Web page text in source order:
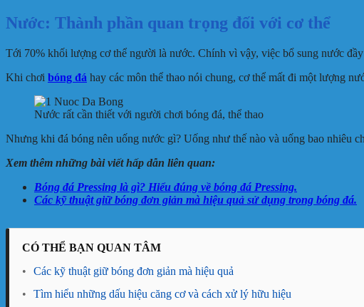
Nước: Thành phần quan trọng đối với cơ thể
Tới 70% khối lượng cơ thể người là nước. Chính vì vậy, việc bổ sung nước
Khi chơi bóng đá hay các môn thể thao nói chung, cơ thể mất đi một lượng
Nước rất cần thiết với người chơi bóng đá, thể thao
Nhưng khi đá bóng nên uống nước gì? Uống như thế nào và uống bao nhiêu
Xem thêm những bài viết hấp dẫn liên quan:
Bóng đá Pressing là gì? Hiểu đúng về bóng đá Pressing.
Các kỹ thuật giữ bóng đơn giản mà hiệu quả sử dụng trong bóng đá.
CÓ THỂ BẠN QUAN TÂM
•
Các kỹ thuật giữ bóng đơn giản mà hiệu quả
•
Tìm hiểu những dấu hiệu căng cơ và cách xử lý hữu hiệu